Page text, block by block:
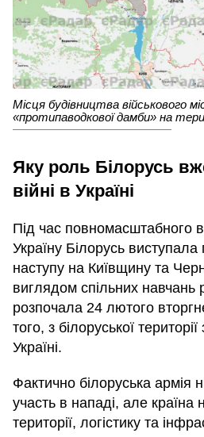
Місця будівництва військового
«протипаводкової дамби» на
Яку роль Білорусь
війні в Україні
Під час повномасштабного
Україну Білорусь
наступу на Київщину та
виглядом спільних навчань
розпочала 24 лютого
того, з білоруської
Україні.
Фактично білоруська армія
участь в нападі, але країна
території, логістику та